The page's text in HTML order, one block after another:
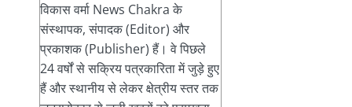
विकास वर्मा News Chakra के
संस्थापक, संपादक (Editor) और
प्रकाशक (Publisher) हैं। वे पिछले
24 वर्षों से सक्रिय पत्रकारिता में जुड़े हुए
हैं और स्थानीय से लेकर क्षेत्रीय स्तर तक